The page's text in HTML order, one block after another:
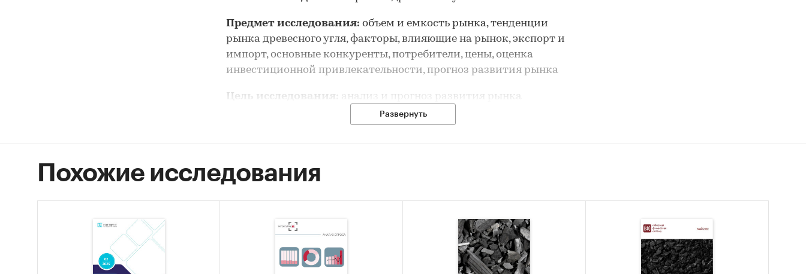
Предмет исследования: объем и емкость рынка, тенденции
рынка древесного угля, факторы, влияющие на рынок, экспорт и
импорт, основные конкуренты, потребители, цены, оценка
инвестиционной привлекательности, прогноз развития рынка
Цель исследования:
анализ и прогноз развития рынка
угля
STEP-анализ факторов, влияющих на рынок древесного угля
Описание основных конкурентов
Оценка текущих тенденций и перспектив развития рынка
Развернуть
Похожие исследования